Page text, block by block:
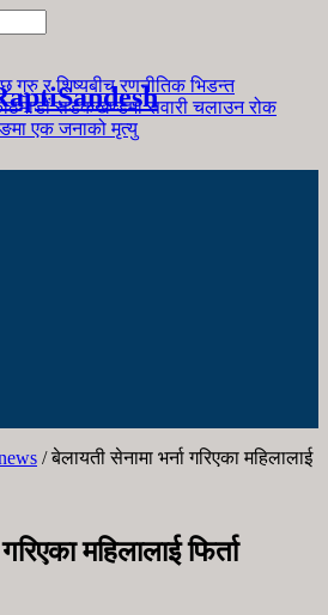
गुरु र शिष्यबीच रणनीतिक भिडन्त
सडकखण्डमा सवारी चलाउन रोक
एक जनाको मृत्यु
/बेलायती सेनामा भर्ना गरिएका महिलालाई
महिलालाई फिर्ता